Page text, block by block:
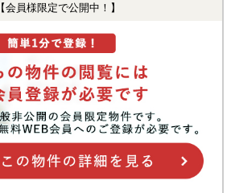
員様限定で公開中！】